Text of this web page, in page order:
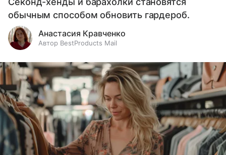
обычным способом обновить гардероб.
Анастасия Кравченко
Автор BestProducts Mail